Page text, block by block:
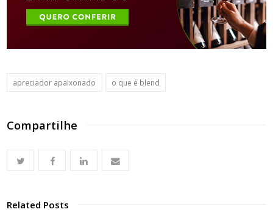
apreciador apaixonado o que é blend
Compartilhe
Related Posts